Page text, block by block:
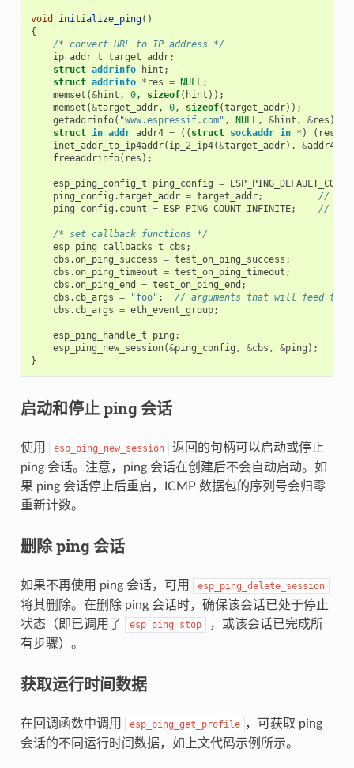
void initialize_ping()
{
/* convert URL to IP address */
ip_addr_t target_addr;
struct addrinfo hint ;
struct addrinfo * res = NULL;
memset (&hint , 0, sizeof( hint ));
memset (&target_addr, 0, sizeof(target_addr));
getaddrinfo( "www.espressif.com" , NULL, &hint , &res );
struct in_addr addr4 = (( struct sockaddr_in * ) ( res
inet_addr_to_ip4addr( ip_2_ip4(&target_addr), &addr4
freeaddrinfo( res );
esp_ping_config_t ping_config =
ping_config .target_addr = target_addr;
//
ping_config . count = ESP_PING_COUNT_INFINITE; //
/* set callback functions */
esp_ping_callbacks_t
cbs ;
cbs .on_ping_success = test_on_ping_success ;
cbs .on_ping_timeout = test_on_ping_timeout ;
cbs .on_ping_end = test_on_ping_end ;
cbs . cb_args = "foo" ;
// arguments that will feed to
cbs . cb_args = eth_event_group;
esp_ping_handle_t ping ;
esp_ping_new_session(&ping_config , &cbs , &ping );
}
启动和停止 ping 会话
使用 esp_ping_new_session
返回的句柄可以启动或停止
ping 会话。注意，ping 会话在创建后不会自动启动。如
果 ping 会话停止后重启，ICMP 数据包的序列号会归零
重新计数。
删除 ping 会话
如果不再使用 ping 会话，可用 esp_ping_delete_session
将其删除。在删除 ping 会话时，确保该会话已处于停止
状态（即已调用了
esp_ping_stop
，或该会话已完成所
有步骤）。
获取运行时间数据
在回调函数中调用 esp_ping_get_profile ，可获取 ping
会话的不同运行时间数据，如上文代码示例所示。